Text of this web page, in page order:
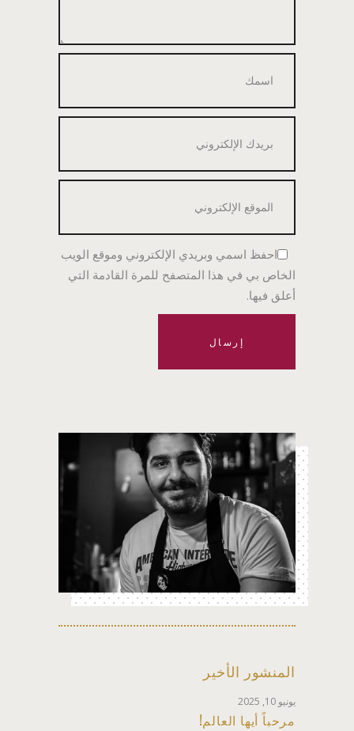
احفظ اسمي وبريدي الإلكتروني وموقع الويب
الخاص بي في هذا المتصفح للمرة القادمة التي
أعلق فيها.
إرسال
المنشور الأخير
يونيو 10, 2025
مرحباً أيها العالم!